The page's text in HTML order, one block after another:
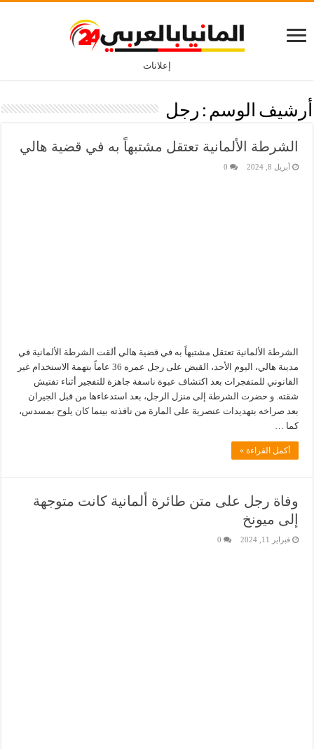
إعلانات
أرشيف الوسم : رجل
الشرطة الألمانية تعتقل مشتبهاً به في قضية هالي
أبريل 8, 2024 0
الشرطة الألمانية تعتقل مشتبهاً به في قضية هالي ألقت الشرطة الألمانية في
مدينة هالي، اليوم الأحد، القبض على رجل عمره 36 عاماً بتهمة الاستخدام غير
القانوني للمتفجرات بعد اكتشاف عبوة ناسفة جاهزة للتفجير أثناء تفتيش
شقته. و حضرت الشرطة إلى منزل الرجل، بعد استدعاءها من قبل الجيران
بعد صراخه بتهديدات عنصرية على المارة من نافذته بينما كان يلوح بمسدس،
كما …
أكمل القراءة »
وفاة رجل على متن طائرة ألمانية كانت متوجهة
إلى ميونخ
فبراير 11, 2024 0